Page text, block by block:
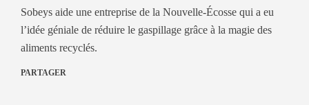
Sobeys aide une entreprise de la Nouvelle-Écosse qui a eu
l’idée géniale de réduire le gaspillage grâce à la magie des
aliments recyclés.
PARTAGER